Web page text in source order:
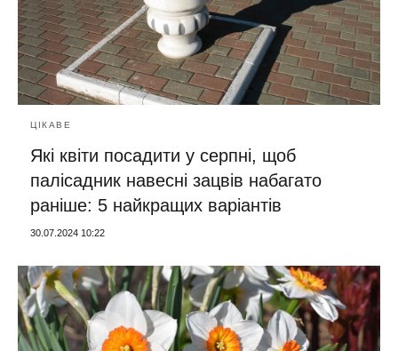
ЦІКАВЕ
Які квіти посадити у серпні, щоб
палісадник навесні зацвів набагато
раніше: 5 найкращих варіантів
30.07.2024 10:22